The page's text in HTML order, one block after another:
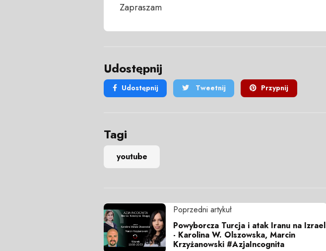
Zapraszam
Udostępnij
Udostępnij Tweetnij Przypnij
Tagi
youtube
Poprzedni artykuł
Powyborcza Turcja i atak Iranu na Izrael
- Karolina W. Olszowska, Marcin
Krzyżanowski #AzjaIncognita